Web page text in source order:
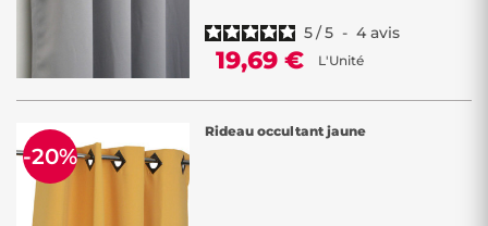
5/5 - 4 avis
19,69 € L'Unité
Rideau occultant jaune
-20%